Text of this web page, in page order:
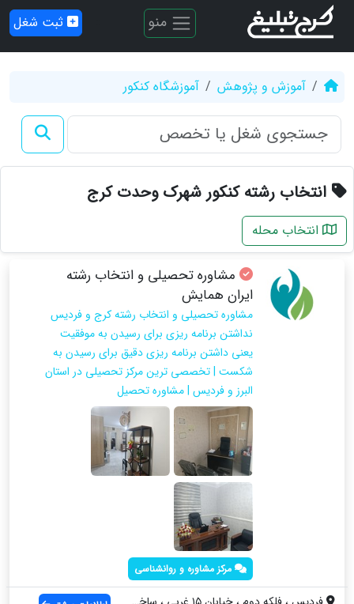
منو ثبت شغل
آموزش و پژوهش آموزشگاه کنکور
انتخاب رشته کنکور شهرک وحدت کرج
انتخاب محله
مشاوره تحصیلی و انتخاب رشته
ایران همایش
مشاوره تحصیلی و انتخاب رشته کرج و فردیس
نداشتن برنامه ریزی برای رسیدن به موفقیت
یعنی داشتن برنامه ریزی دقیق برای رسیدن به
شکست | تخصصی ترین مرکز تحصیلی در استان
البرز و فردیس | مشاوره تحصیل
مرکز مشاوره و روانشناسی